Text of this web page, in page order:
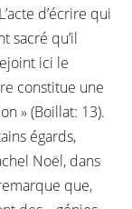
d’écrire qui
sacré qu’il
ici le
constitue une
» (Boillat: 13).
égards,
Noël, dans
que,